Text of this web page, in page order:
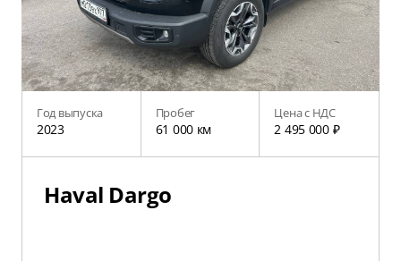
Год выпуска
2023
Пробег
61 000 км
Цена с НДС
2 495 000 ₽
Haval Dargo